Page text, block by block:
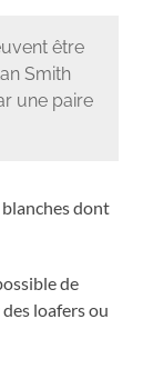
être
Smith
une paire
blanches dont
de
loafers ou